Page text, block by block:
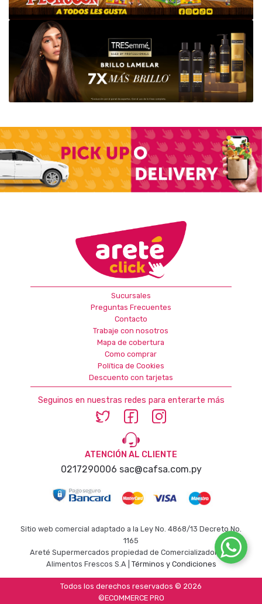
Sucursales
Preguntas Frecuentes
Contacto
Trabaje con nosotros
Mapa de cobertura
Como comprar
Política de Cookies
Descuento con tarjetas
Seguinos en nuestras redes para enterarte más
ATENCIÓN AL CLIENTE
0217290006 sac@cafsa.com.py
Sitio web comercial adaptado a la Ley No. 4868/13 Decreto No.
1165
Areté Supermercados propiedad de Comercializadora de
Alimentos Frescos S.A | Términos y Condiciones
Todos los derechos reservados © 2026
©ECOMMERCE PRO